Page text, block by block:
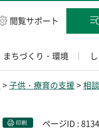
閲覧サポート
まちづくり・環境
>子供・療育の支援>相
印刷 ページID : 8134